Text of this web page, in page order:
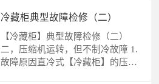
冷藏柜典型故障检修（二）
【冷藏柜】典型故障检修（二）
二，压缩机运转，但不制冷故障 1.
故障原因直冷式【冷藏柜】的压缩